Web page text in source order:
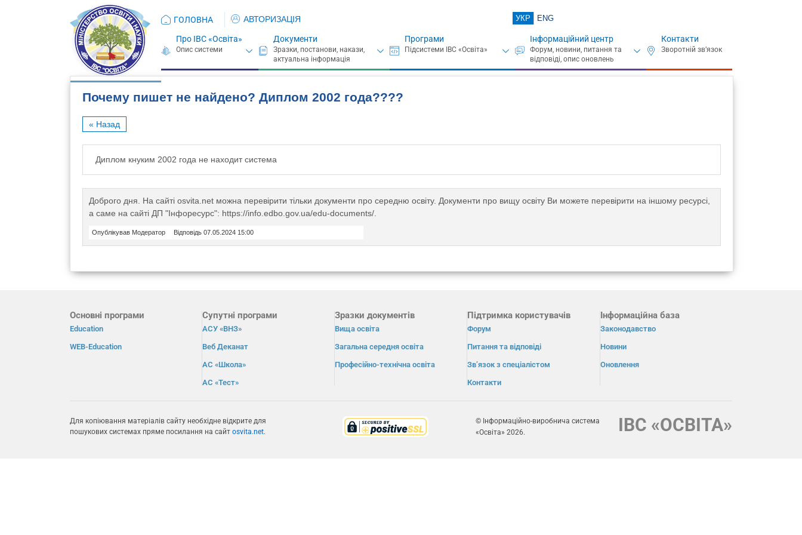
ГОЛОВНА АВТОРИЗАЦІЯ УКР ENG
Про ІВС «Освіта» Документи Програми Інформаційний центр Контакти
Почему пишет не найдено? Диплом 2002 года????
« Назад
Диплом кнуким 2002 года не находит система
Доброго дня. На сайті osvita.net можна перевірити тільки документи про середню освіту. Документи про вищу освіту Ви можете перевірити на іншому ресурсі,
а саме на сайті ДП "Інфоресурс": https://info.edbo.gov.ua/edu-documents/.
Опублікував Модератор Відповідь 07.05.2024 15:00
Основні програми
Education
WEB-Education
Супутні програми
АСУ «ВНЗ»
Веб Деканат
АС «Школа»
АС «Тест»
Зразки документів
Вища освіта
Загальна середня освіта
Професійно-технічна освіта
Підтримка користувачів
Форум
Питання та відповіді
Зв’язок з спеціалістом
Контакти
Інформаційна база
Законодавство
Новини
Оновлення
Для копіювання матеріалів сайту необхідне відкрите для
пошукових системах пряме посилання на сайт osvita.net.
© Інформаційно-виробнича система
«Освіта» 2026.
ІВС «ОСВІТА»